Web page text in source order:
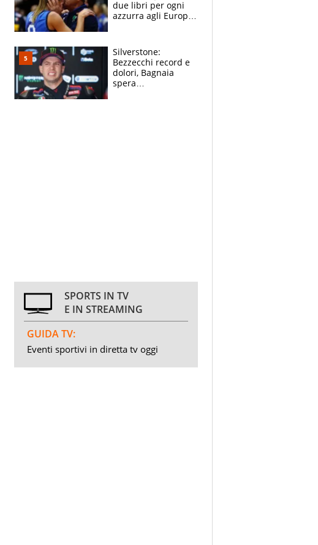
due libri per ogni
azzurra agli Europei.
Silverstone:
Bezzecchi record e
dolori, Bagnaia
spera
SPORTS IN TV
E IN STREAMING
GUIDA TV:
Eventi sportivi in diretta tv oggi